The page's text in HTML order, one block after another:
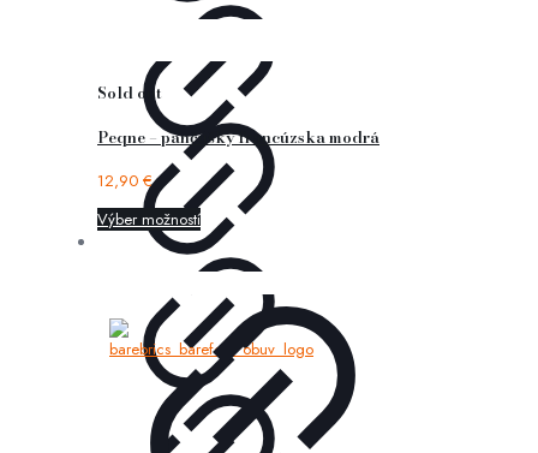
Sold out
Peqne – pančušky francúzska modrá
12,90 €
Výber možností